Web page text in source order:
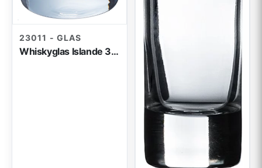
23011 - GLAS
Whiskyglas Islande 30cl